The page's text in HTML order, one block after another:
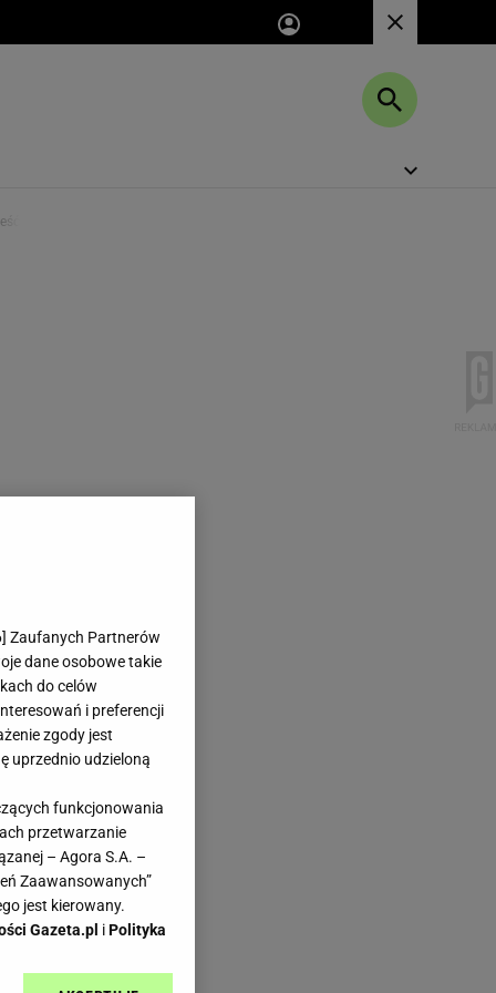
w Dubaju
] Zaufanych Partnerów
dane osobowe takie
do celów
i preferencji
zgody jest
uprzednio udzieloną
funkcjonowania
przetwarzanie
– Agora S.A. –
Zaawansowanych”
jest kierowany.
Gazeta.pl iPolityka